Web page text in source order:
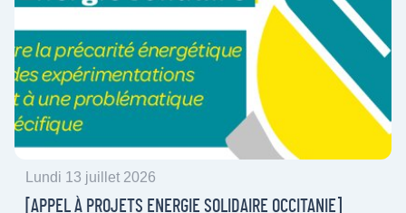
Lundi 13 juillet 2026
[APPEL À PROJETS ENERGIE SOLIDAIRE OCCITANIE]